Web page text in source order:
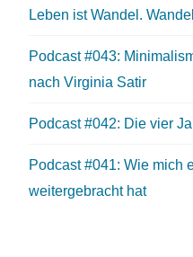
Leben ist Wandel.
Podcast #043:
nach Virginia Satir
Podcast #042: Die vier
Podcast #041: Wie mich
weitergebracht hat